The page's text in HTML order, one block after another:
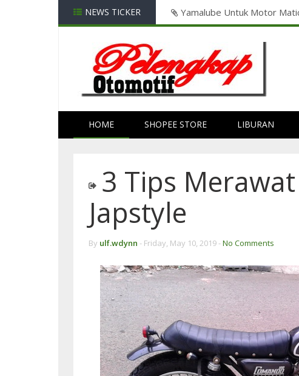
NEWS TICKER
Honda Vario125 Yamalube Untuk Motor
HOME SHOPEE STORE LIBURAN
3 Tips
Japstyle
By ulf.wdynn - Friday, May 10, 2019 -No Comments